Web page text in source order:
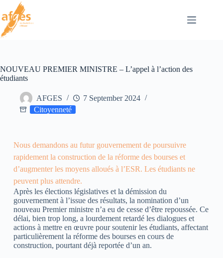
NOUVEAU PREMIER MINISTRE – L’appel à l’action des
étudiants
AFGES
7 September 2024
Citoyenneté
Nous demandons au futur gouvernement de poursuivre
rapidement la construction de la réforme des bourses et
d’augmenter les moyens alloués à l’ESR. Les étudiants ne
peuvent plus attendre.
Après les élections législatives et la démission du
gouvernement à l’issue des résultats, la nomination d’un
nouveau Premier ministre n’a eu de cesse d’être repoussée. Ce
délai, bien trop long, a lourdement retardé les dialogues et
actions à mettre en œuvre pour soutenir les étudiants, affectant
particulièrement la réforme des bourses en cours de
construction, pourtant déjà reportée d’un an.